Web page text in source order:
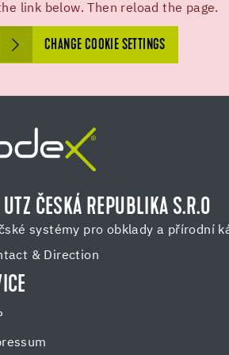
link below. Then reload the page.
CHANGE COOKIE SETTINGS
ČESKÁ REPUBLIKA S.R.O
systémy pro obklady a přírodní
& Direction